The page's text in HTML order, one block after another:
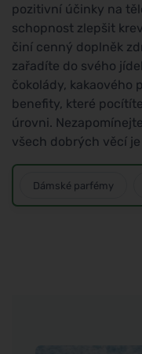
pozitivní účinky na
schopnost zlepšit
činí cenný doplněk
zařadíte do svého
čokolády, kakaového
benefity, které
úrovni.
všech dobrých věcí
Dámské parfémy